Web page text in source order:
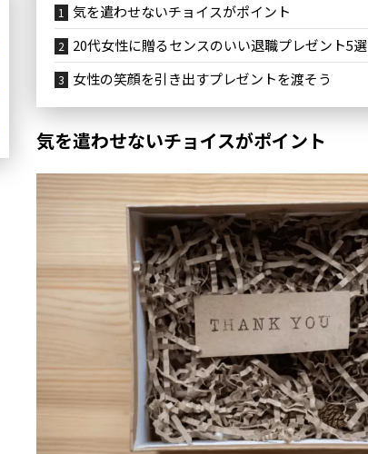
気を遣わせないチョイスがポイント
20代女性に贈るセンスのいい退職プレゼント5選
女性の笑顔を引き出すプレゼントを渡そう
気を遣わせないチョイスがポイント